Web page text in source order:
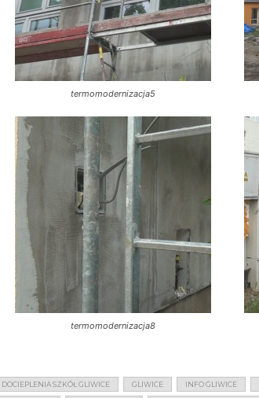
termomodernizacja5
termomodernizacja8
DOCIEPLENIA SZKÓŁ GLIWICE GLIWICE INFO GLIWICE